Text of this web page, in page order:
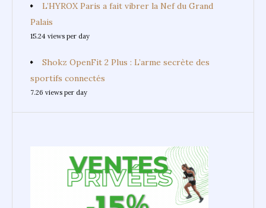
L’HYROX Paris a fait vibrer la Nef du Grand
Palais
15.24 views per day
Shokz OpenFit 2 Plus : L’arme secrète des
sportifs connectés
7.26 views per day